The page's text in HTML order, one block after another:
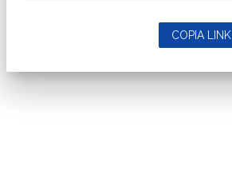
COPIA LINK